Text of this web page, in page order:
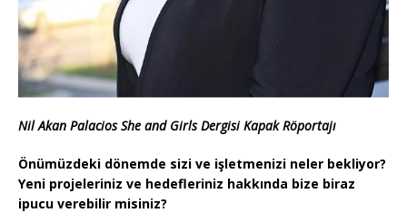
Nil Akan Palacios She and Girls Dergisi Kapak Röportajı
Önümüzdeki dönemde sizi ve işletmenizi neler bekliyor?
Yeni projeleriniz ve hedefleriniz hakkında bize biraz
ipucu verebilir misiniz?